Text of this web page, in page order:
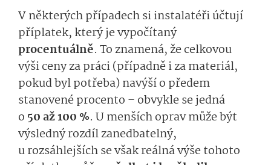
V některých případech si instalatéři účtují
příplatek, který je vypočítaný
procentuálně. To znamená, že celkovou
výši ceny za práci (případně i za materiál,
pokud byl potřeba) navýší o předem
stanovené procento – obvykle se jedná
o 50 až 100 %. U menších oprav může být
výsledný rozdíl zanedbatelný,
u rozsáhlejších se však reálná výše tohoto